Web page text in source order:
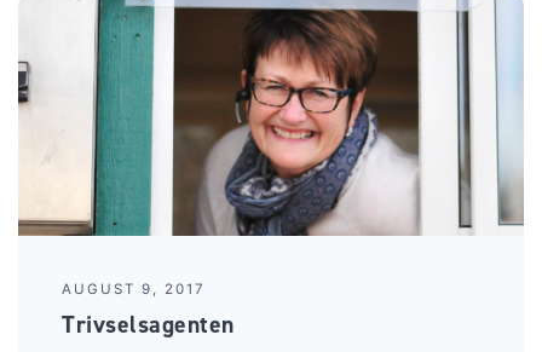
AUGUST 9, 2017
Trivselsagenten